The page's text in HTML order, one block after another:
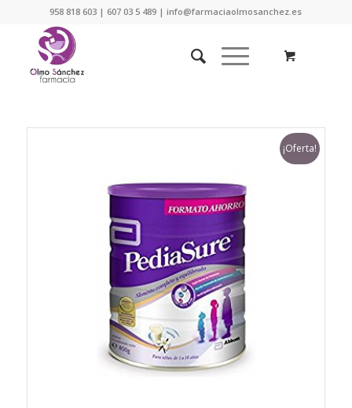
958 818 603 | 607 03 5 489 | info@farmaciaolmosanchez.es
¡Oferta!